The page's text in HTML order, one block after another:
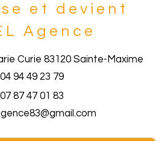
et devient
Agence
Curie 83120 Sainte-Maxime
04 94 49 23 79
07 87 47 01 83